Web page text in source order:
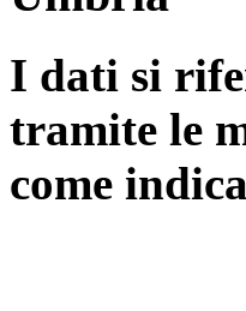
I dati si
tramite le
come